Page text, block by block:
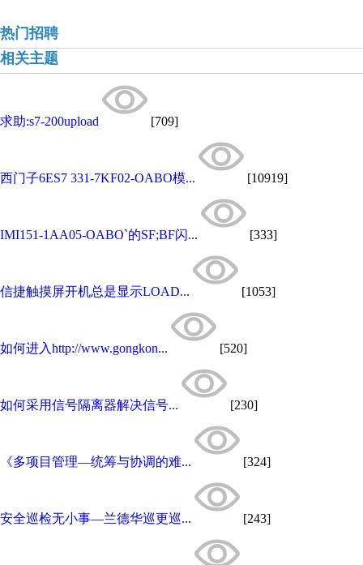
热门招聘
相关主题
求助:s7-200upload [709]
西门子6ES7 331-7KF02-OABO模... [10919]
IMI151-1AA05-OABO`的SF;BF闪... [333]
信捷触摸屏开机总是显示LOAD... [1053]
如何进入http://www.gongkon... [520]
如何采用信号隔离器解决信号... [230]
《多项目管理—统筹与协调的难... [324]
安全巡检无小事—兰德华巡更巡... [243]